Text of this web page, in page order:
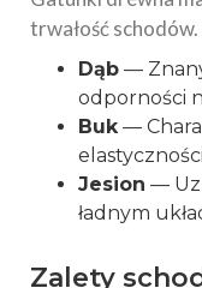
trwałość
Dąb —
odporności
Buk—
Jesion —
ładnym
Zalety